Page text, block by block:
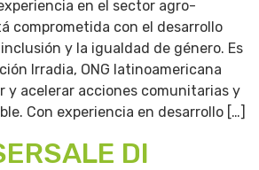
en el sector agro-
comprometida con el desarrollo
y la igualdad de género. Es
Irradia, ONG latinoamericana
y acelerar acciones comunitarias y
Con experiencia en desarrollo […]
DI